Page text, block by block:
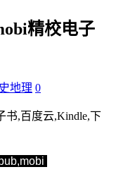
精校电子
地理 0